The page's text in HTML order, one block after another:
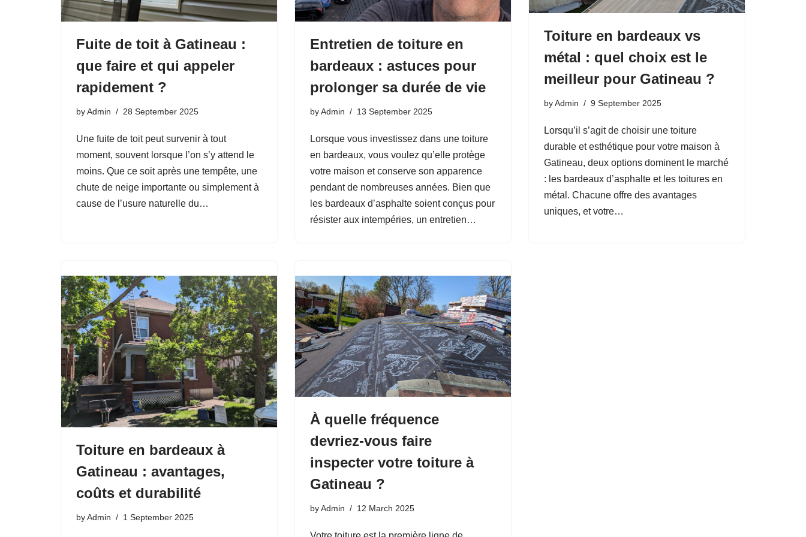
Fuite de toit à Gatineau :
que faire et qui appeler
rapidement ?
byAdmin 28 September 2025
Une fuite de toit peut survenir à tout
moment, souvent lorsque l’on s’y attend le
moins. Que ce soit après une tempête, une
chute de neige importante ou simplement à
cause de l’usure naturelle du…
Entretien de toiture en
bardeaux : astuces pour
prolonger sa durée de vie
byAdmin 13 September 2025
Lorsque vous investissez dans une toiture
en bardeaux, vous voulez qu’elle protège
votre maison et conserve son apparence
pendant de nombreuses années. Bien que
les bardeaux d’asphalte soient conçus pour
résister aux intempéries, un entretien…
Toiture en bardeaux vs
métal : quel choix est le
meilleur pour Gatineau ?
byAdmin 9 September 2025
Lorsqu’il s’agit de choisir une toiture
durable et esthétique pour votre maison à
Gatineau, deux options dominent le marché
: les bardeaux d’asphalte et les toitures en
métal. Chacune offre des avantages
uniques, et votre…
Toiture en bardeaux à
Gatineau : avantages,
coûts et durabilité
byAdmin 1 September 2025
À quelle fréquence
devriez-vous faire
inspecter votre toiture à
Gatineau ?
byAdmin 12 March 2025